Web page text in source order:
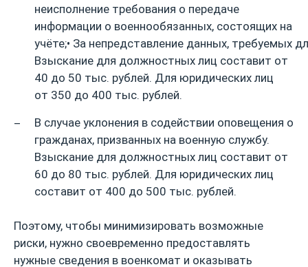
неисполнение требования о передаче
информации о военнообязанных, состоящих на
учёте;• За непредставление данных, требуемых
Взыскание для должностных лиц составит от
40 до 50 тыс. рублей. Для юридических лиц
от 350 до 400 тыс. рублей.
В случае уклонения в содействии оповещения о
гражданах, призванных на военную службу.
Взыскание для должностных лиц составит от
60 до 80 тыс. рублей. Для юридических лиц
составит от 400 до 500 тыс. рублей.
Поэтому, чтобы минимизировать возможные
риски, нужно своевременно предоставлять
нужные сведения в военкомат и оказывать